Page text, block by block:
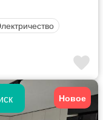
Новое